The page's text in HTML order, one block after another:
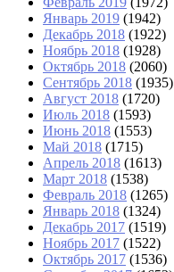
Январь 2019 (1942)
Декабрь 2018 (1922)
Ноябрь 2018 (1928)
Октябрь 2018 (2060)
Сентябрь 2018 (1935)
Август 2018 (1720)
Июль 2018 (1593)
Июнь 2018 (1553)
Май 2018 (1715)
Апрель 2018 (1613)
Март 2018 (1538)
Февраль 2018 (1265)
Январь 2018 (1324)
Декабрь 2017 (1519)
Ноябрь 2017 (1522)
Октябрь 2017 (1536)